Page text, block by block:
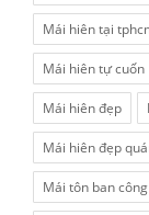
Mái hiên tại
Mái hiên tự cuốn
Mái hiên đẹp
Mái hiên đẹp
Mái tôn ban công